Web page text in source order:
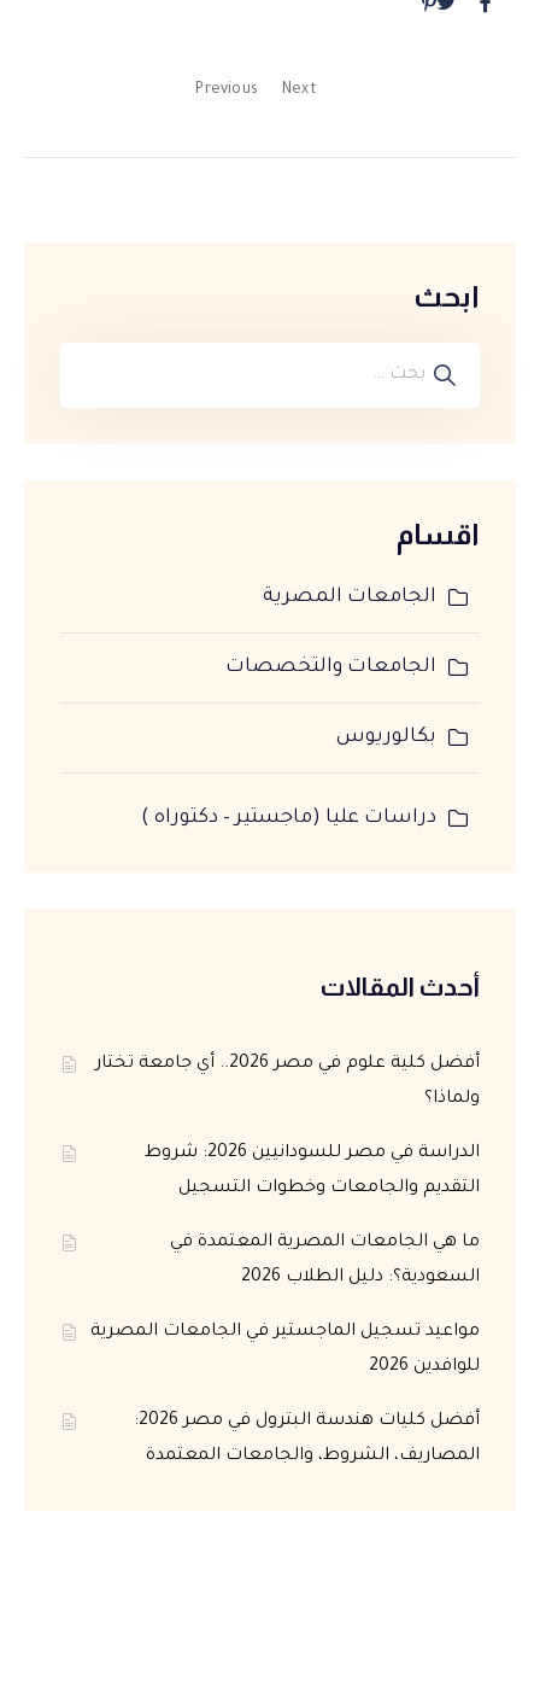
Previous Next
ابحث
اقسام
الجامعات المصرية
الجامعات والتخصصات
بكالوريوس
دراسات عليا (ماجستير – دكتوراه )
أحدث المقالات
أفضل كلية علوم في مصر 2026.. أي جامعة تختار
ولماذا؟
الدراسة في مصر للسودانيين 2026: شروط
التقديم والجامعات وخطوات التسجيل
ما هي الجامعات المصرية المعتمدة في
السعودية؟: دليل الطلاب 2026
مواعيد تسجيل الماجستير في الجامعات المصرية
للوافدين 2026
أفضل كليات هندسة البترول في مصر 2026:
المصاريف، الشروط، والجامعات المعتمدة